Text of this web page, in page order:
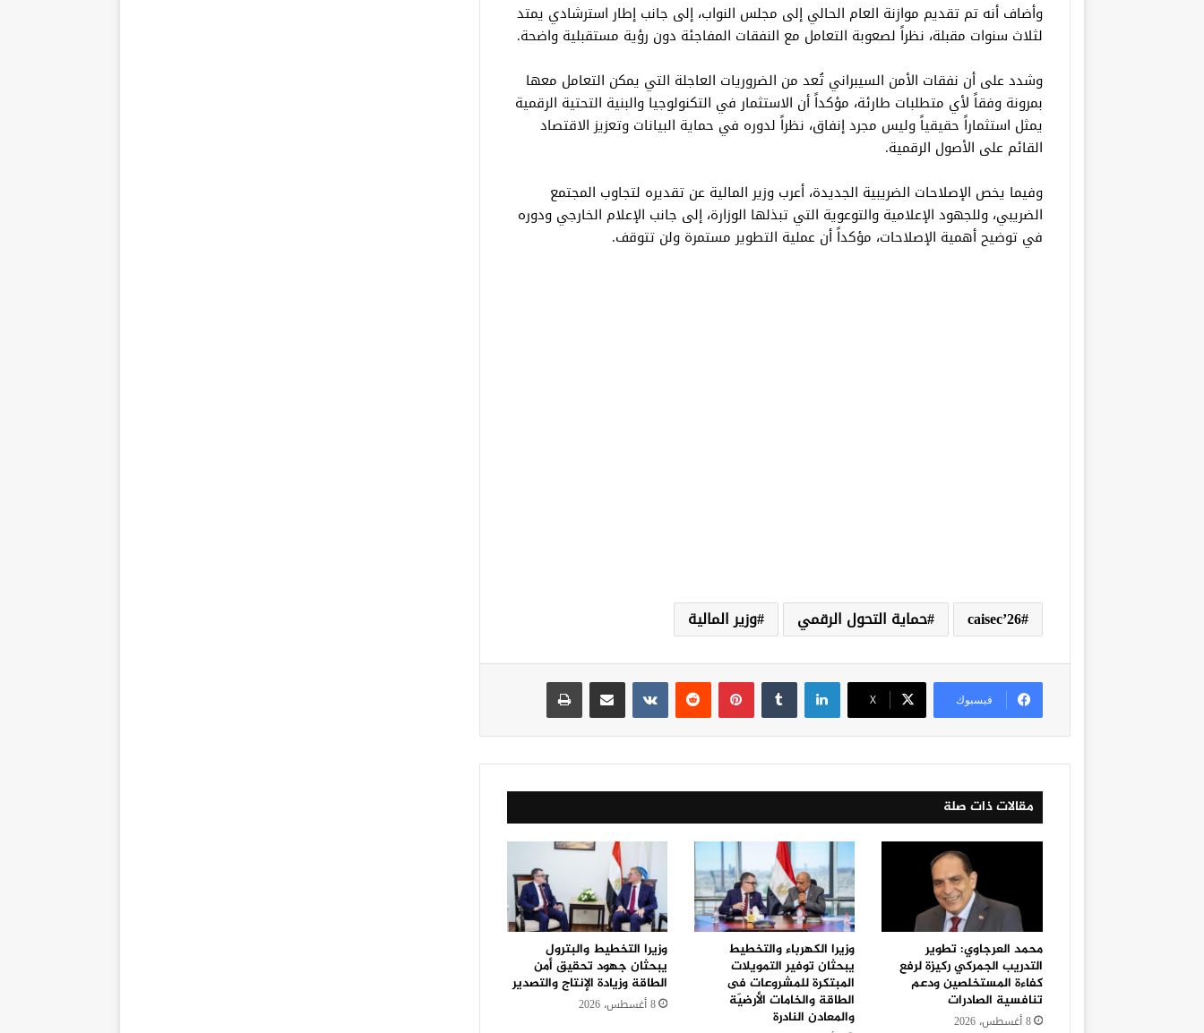
وأضاف أنه تم تقديم موازنة العام الحالي إلى مجلس النواب، إلى جانب إطار استرشادي يمتد
لثلاث سنوات مقبلة، نظراً لصعوبة التعامل مع النفقات المفاجئة دون رؤية مستقبلية واضحة.
وشدد على أن نفقات الأمن السيبراني تُعد من الضروريات العاجلة التي يمكن التعامل معها
بمرونة وفقاً لأي متطلبات طارئة، مؤكداً أن الاستثمار في التكنولوجيا والبنية التحتية الرقمية
يمثل استثماراً حقيقياً وليس مجرد إنفاق، نظراً لدوره في حماية البيانات وتعزيز الاقتصاد
القائم على الأصول الرقمية.
وفيما يخص الإصلاحات الضريبية الجديدة، أعرب وزير المالية عن تقديره لتجاوب المجتمع
الضريبي، وللجهود الإعلامية والتوعوية التي تبذلها الوزارة، إلى جانب الإعلام الخارجي ودوره
في توضيح أهمية الإصلاحات، مؤكداً أن عملية التطوير مستمرة ولن تتوقف.
caisec’26 حماية التحول الرقمي وزير المالية
فيسبوك ‫X
لينكدإن بينتيريست
مقالات ذات صلة
محمد العرجاوي: تطوير
التدريب الجمركي ركيزة لرفع
كفاءة المستخلصين ودعم
تنافسية الصادرات
8 أغسطس، 2026
وزيرا الكهرباء والتخطيط
يبحثان توفير التمويلات
المبتكرة للمشروعات فى
الطاقة والخامات الأرضيّة
والمعادن النادرة
وزيرا التخطيط والبترول
يبحثان جهود تحقيق أمن
الطاقة وزيادة الإنتاج والتصدير
8 أغسطس، 2026